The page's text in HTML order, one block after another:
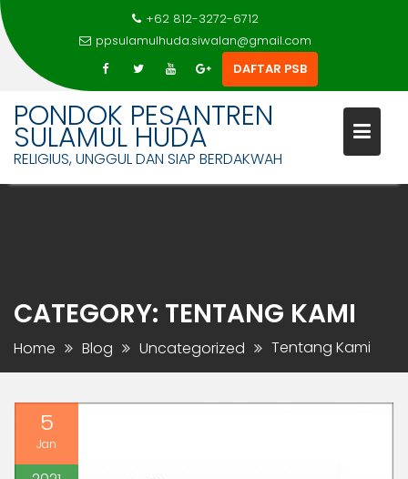
+62 812-3272-6712
ppsulamulhuda.siwalan@gmail.com
DAFTAR PSB
PONDOK PESANTREN
SULAMUL HUDA
RELIGIUS, UNGGUL DAN SIAP BERDAKWAH
CATEGORY: TENTANG KAMI
Home Blog Uncategorized Tentang Kami
5
Jan